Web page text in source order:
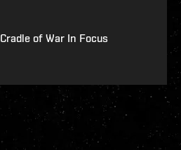
Cradle of War In Focus